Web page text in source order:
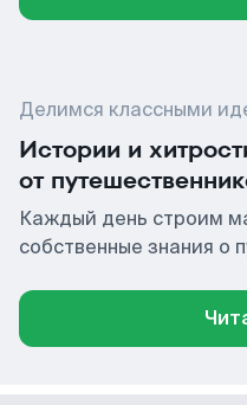
Делимся классными
Истории и
от
Каждый день строим
собственные знания о